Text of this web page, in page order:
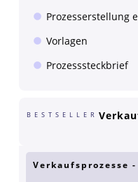
Prozesserstellung
Vorlagen
Prozesssteckbrief
BESTSELLER
Verkaufsprozesse